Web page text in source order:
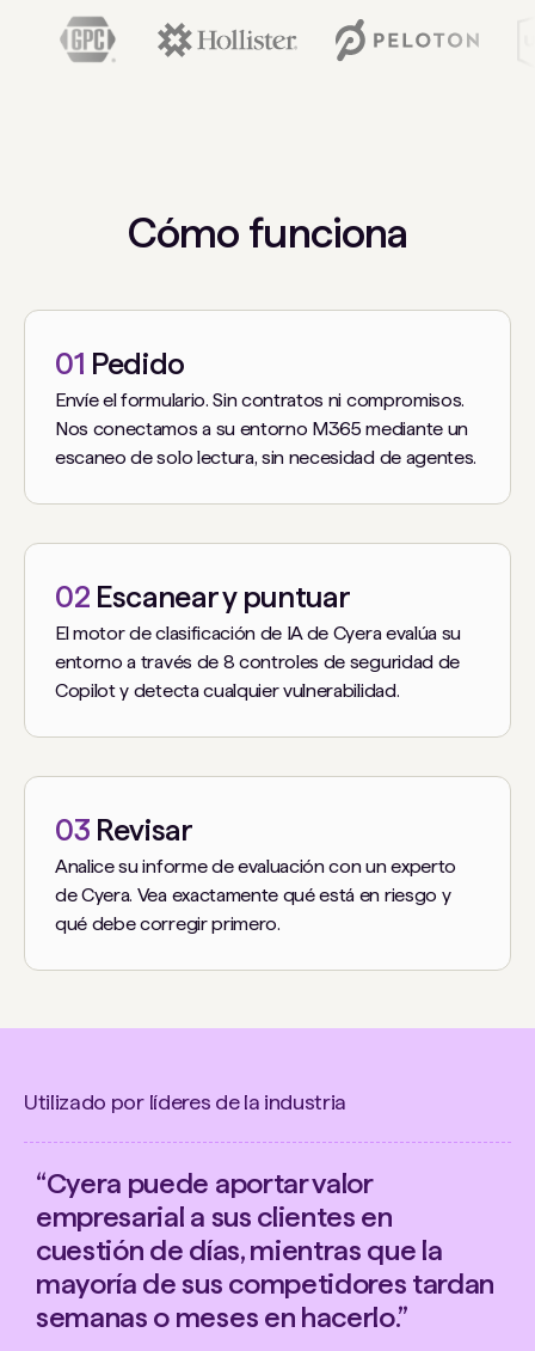
Cómo funciona
01 Pedido
Envíe el formulario. Sin contratos ni compromisos.
Nos conectamos a su entorno M365 mediante un
escaneo de solo lectura, sin necesidad de agentes.
02 Escanear y puntuar
El motor de clasificación de IA de Cyera evalúa su
entorno a través de 8 controles de seguridad de
Copilot y detecta cualquier vulnerabilidad.
03 Revisar
Analice su informe de evaluación con un experto
de Cyera. Vea exactamente qué está en riesgo y
qué debe corregir primero.
Utilizado por líderes de la industria
“Cyera puede aportar valor
empresarial a sus clientes en
cuestión de días, mientras que la
mayoría de sus competidores tardan
semanas o meses en hacerlo.”